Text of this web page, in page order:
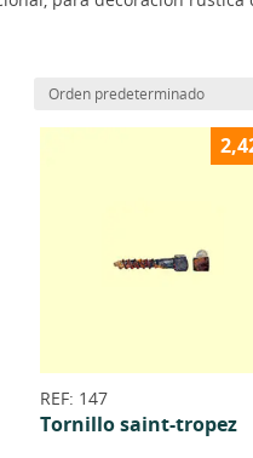
REF: 147
Tornillo saint-tropez